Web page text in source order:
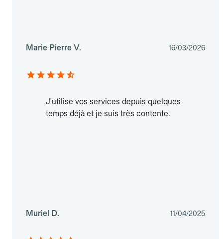
Marie Pierre V. 16/03/2026
J'utilise vos services depuis quelques
temps déjà et je suis très contente.
Muriel D. 11/04/2025